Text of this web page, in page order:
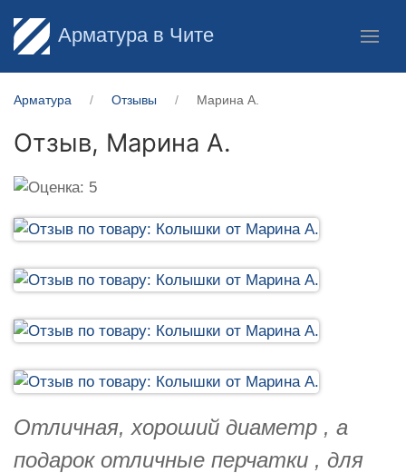
Арматура в Чите
Арматура Отзывы Марина А.
Отзыв, Марина А.
Отличная, хороший диаметр , а
подарок отличные перчатки , для